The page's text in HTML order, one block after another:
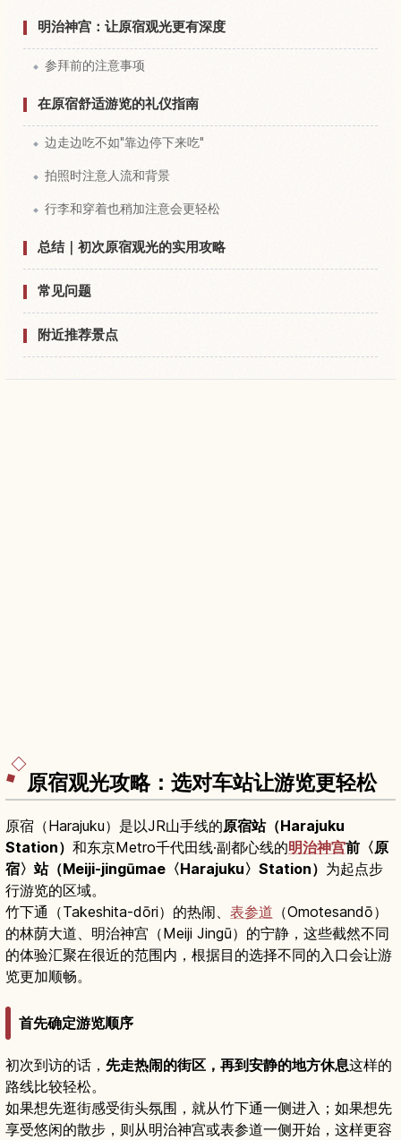
明治神宫：让原宿观光更有深度
参拜前的注意事项
在原宿舒适游览的礼仪指南
边走边吃不如"靠边停下来吃"
拍照时注意人流和背景
行李和穿着也稍加注意会更轻松
总结｜初次原宿观光的实用攻略
常见问题
附近推荐景点
原宿观光攻略：选对车站让游览更轻松
原宿（Harajuku）是以JR山手线的原宿站（Harajuku
Station） 和东京Metro千代田线·副都心线的明治神宫前〈原
宿〉站（Meiji-jingūmae〈Harajuku〉Station） 为起点步
行游览的区域。
竹下通（Takeshita-dōri）的热闹、 表参道 （Omotesandō）
的林荫大道、明治神宫（Meiji Jingū）的宁静，这些截然不同
的体验汇聚在很近的范围内，根据目的选择不同的入口会让游
览更加顺畅。
首先确定游览顺序
初次到访的话， 先走热闹的街区，再到安静的地方休息这样的
路线比较轻松。
如果想先逛街感受街头氛围，就从竹下通一侧进入；如果想先
享受悠闲的散步，则从明治神宫或表参道一侧开始，这样更容